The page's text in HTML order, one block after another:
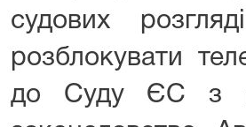
судових
розблокувати
до Суду ЄС з